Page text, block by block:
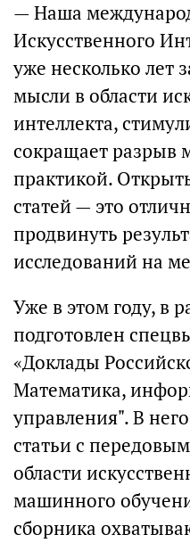
— Наша
Искусственного
уже несколько лет
мысли в области
интеллекта,
сокращает разрыв
практикой.
статей — это
продвинуть
исследований на
Уже в этом году, в
подготовлен
«Доклады
Математика,
управления". В
статьи с
области
машинного
сборника